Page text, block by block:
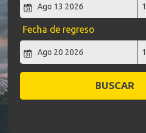
Fecha de regreso
BUSCAR